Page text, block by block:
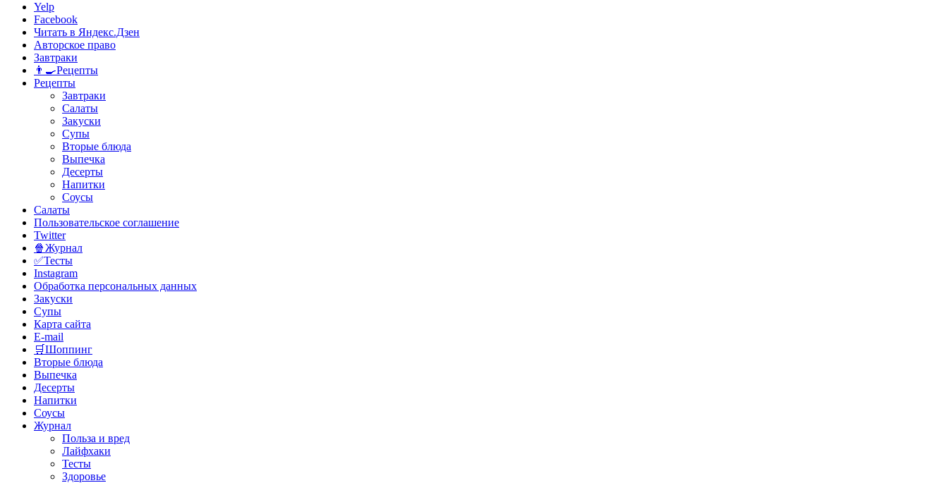
Yelp
Facebook
Читать в Яндекс.Дзен
Авторское право
Завтраки
👨‍🍳Рецепты
Рецепты
Завтраки
Салаты
Закуски
Супы
Вторые блюда
Выпечка
Десерты
Напитки
Соусы
Салаты
Пользовательское соглашение
Twitter
🍿Журнал
✅Тесты
Instagram
Обработка персональных данных
Закуски
Супы
Карта сайта
E-mail
🛒Шоппинг
Вторые блюда
Выпечка
Десерты
Напитки
Соусы
Журнал
Польза и вред
Лайфхаки
Тесты
Здоровье